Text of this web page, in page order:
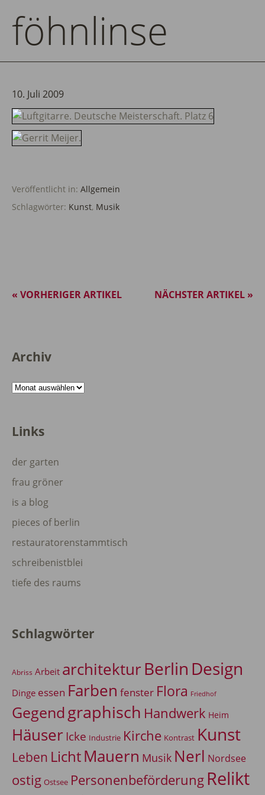
föhnlinse
10. Juli 2009
Veröffentlicht in: Allgemein
Schlagwörter: Kunst, Musik
NÄCHSTER ARTIKEL »
« VORHERIGER ARTIKEL
Archiv
Archiv
Links
der garten
frau gröner
is a blog
pieces of berlin
restauratorenstammtisch
schreibenistblei
tiefe des raums
Schlagwörter
Abriss Arbeit architekturBerlin Design
Dinge essen Farben fenster Flora Friedhof
Gegendgraphisch Handwerk Heim
Häuser Icke Industrie Kirche Kontrast Kunst
Leben LichtMauern Musik Nerl Nordsee
ostig Ostsee Personenbeförderung Relikt